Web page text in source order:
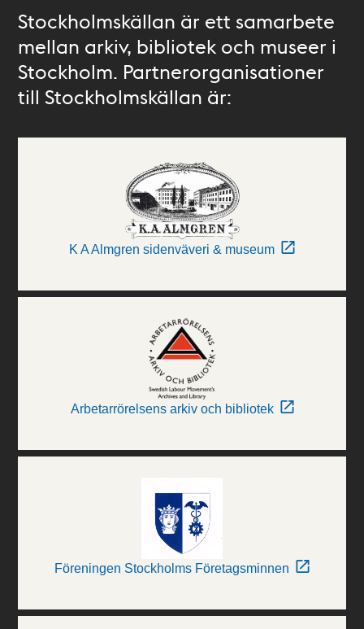
Stockholmskällan är ett samarbete
mellan arkiv, bibliotek och museer i
Stockholm. Partnerorganisationer
till Stockholmskällan är:
K A Almgren sidenväveri & museum
Arbetarrörelsens arkiv och bibliotek
Föreningen Stockholms Företagsminnen